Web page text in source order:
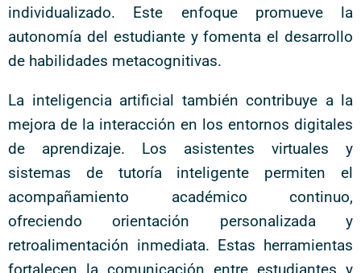
individualizado. Este enfoque promueve la
autonomía del estudiante y fomenta el desarrollo
de habilidades metacognitivas.
La inteligencia artificial también contribuye a la
mejora de la interacción en los entornos digitales
de aprendizaje. Los asistentes virtuales y
sistemas de tutoría inteligente permiten el
acompañamiento académico continuo,
ofreciendo orientación personalizada y
retroalimentación inmediata. Estas herramientas